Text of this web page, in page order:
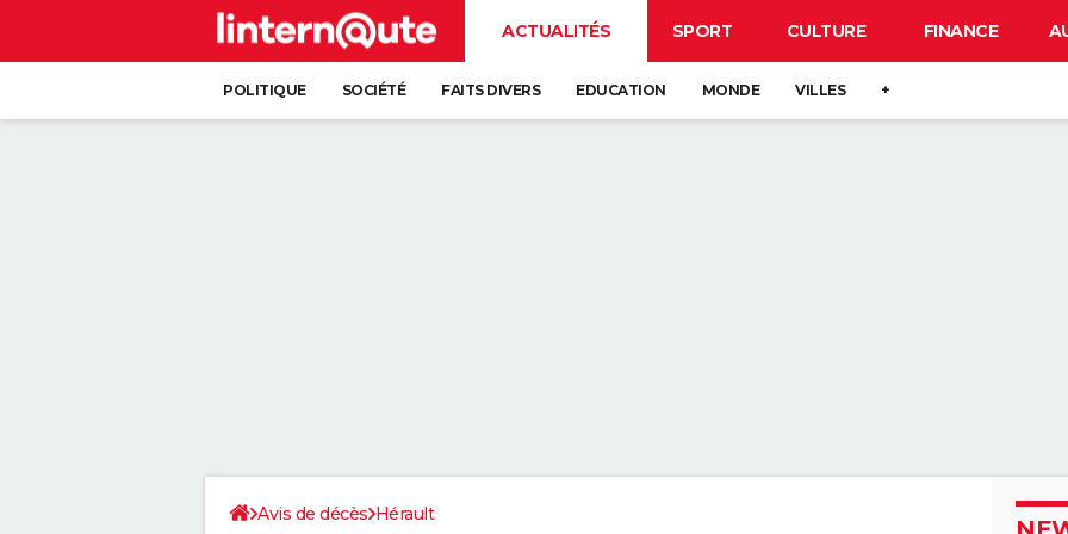
ACTUALITÉS SPORT CULTURE FINANCE
POLITIQUE SOCIÉTÉ FAITS DIVERS EDUCATION MONDE VILLES +
Avis de décès Hérault